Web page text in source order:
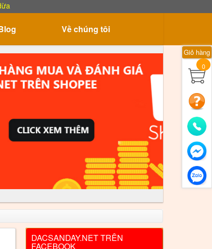
Về chúng tôi
DACSANDAY.NET TRÊN
FACEBOOK
Giỏ hàng
0